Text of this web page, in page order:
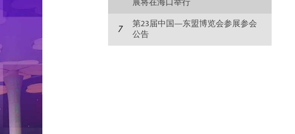
展将在海口举行
7
第23届中国—东盟博览会参展参会
公告